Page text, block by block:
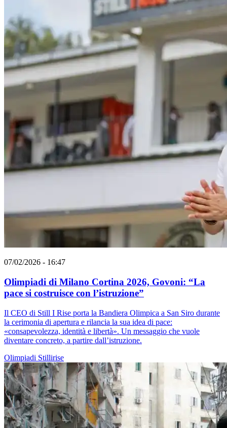
07/02/2026 - 16:47
Olimpiadi di Milano Cortina 2026, Govoni: “La
pace si costruisce con l’istruzione”
Il CEO di Still I Rise porta la Bandiera Olimpica a San Siro durante
la cerimonia di apertura e rilancia la sua idea di pace:
«consapevolezza, identità e libertà». Un messaggio che vuole
diventare concreto, a partire dall’istruzione.
Olimpiadi Stillirise